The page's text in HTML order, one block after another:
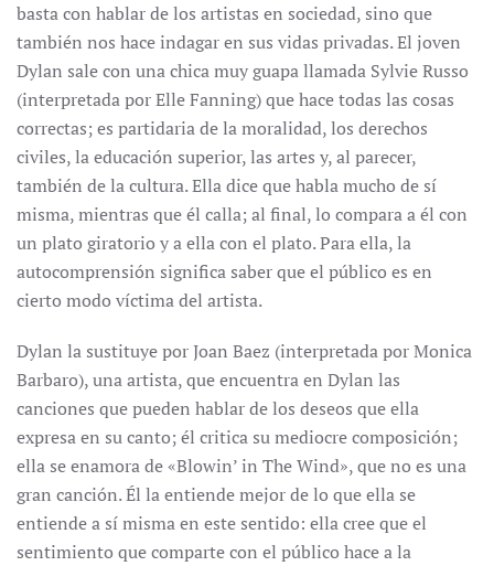
basta con hablar de los artistas en sociedad, sino que
también nos hace indagar en sus vidas privadas. El joven
Dylan sale con una chica muy guapa llamada Sylvie Russo
(interpretada por Elle Fanning) que hace todas las cosas
correctas; es partidaria de la moralidad, los derechos
civiles, la educación superior, las artes y, al parecer,
también de la cultura. Ella dice que habla mucho de sí
misma, mientras que él calla; al final, lo compara a él con
un plato giratorio y a ella con el plato. Para ella, la
autocomprensión significa saber que el público es en
cierto modo víctima del artista.
Dylan la sustituye por Joan Baez (interpretada por Monica
Barbaro), una artista, que encuentra en Dylan las
canciones que pueden hablar de los deseos que ella
expresa en su canto; él critica su mediocre composición;
ella se enamora de «Blowin’ in The Wind», que no es una
gran canción. Él la entiende mejor de lo que ella se
entiende a sí misma en este sentido: ella cree que el
sentimiento que comparte con el público hace a la